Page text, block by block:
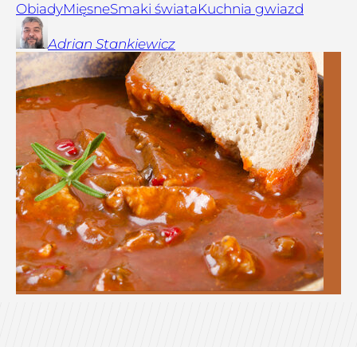
ObiadyMięsneSmaki świataKuchnia gwiazd
Adrian Stankiewicz